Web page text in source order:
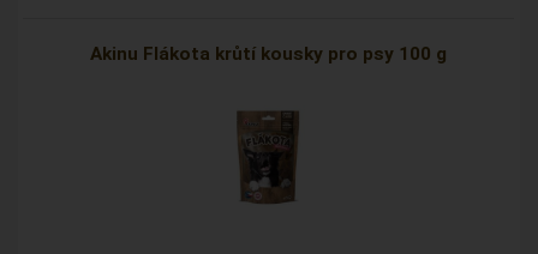
Akinu Flákota krůtí kousky pro psy 100 g